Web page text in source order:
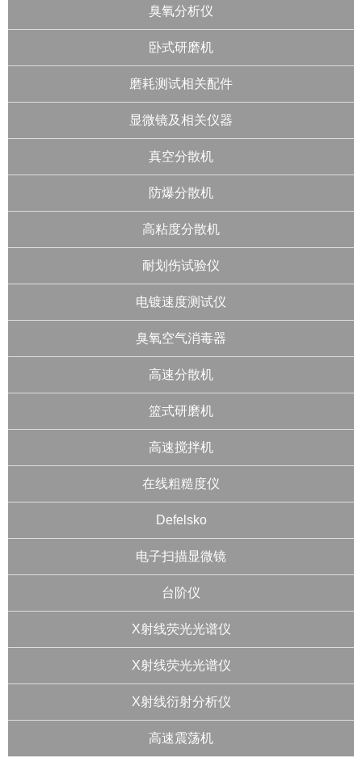
臭氧分析仪
卧式研磨机
磨耗测试相关配件
显微镜及相关仪器
真空分散机
防爆分散机
高粘度分散机
耐划伤试验仪
电镀速度测试仪
臭氧空气消毒器
高速分散机
篮式研磨机
高速搅拌机
在线粗糙度仪
Defelsko
电子扫描显微镜
台阶仪
X射线荧光光谱仪
X射线荧光光谱仪
X射线衍射分析仪
高速震荡机